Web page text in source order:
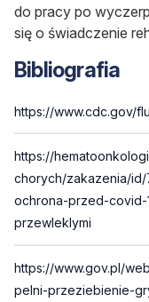
do pracy po
się o świadczenie
Bibliografia
https://www.cdc.gov/
https://
chorych/zakazenia/
ochrona-przed-
przewleklymi
https://www.gov.pl/
pelni-przeziebienie-